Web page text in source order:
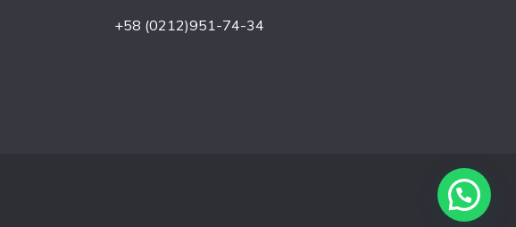
+58 (0212)951-74-34